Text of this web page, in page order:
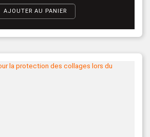
AJOUTER AU PANIER